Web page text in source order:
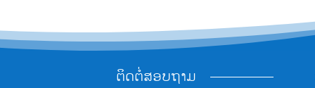
ຕິດຕໍ່ສອບຖາມ